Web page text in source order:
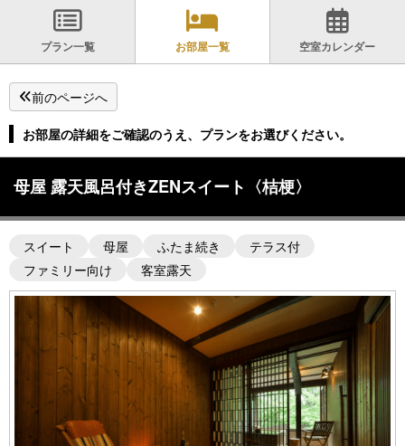
プラン一覧 お部屋一覧 空室カレンダー
前のページへ
お部屋の詳細をご確認のうえ、プランをお選びください。
母屋 露天風呂付きZENスイート〈桔梗〉
スイート 母屋 ふたま続き
テラス付
ファミリー向け
客室露天